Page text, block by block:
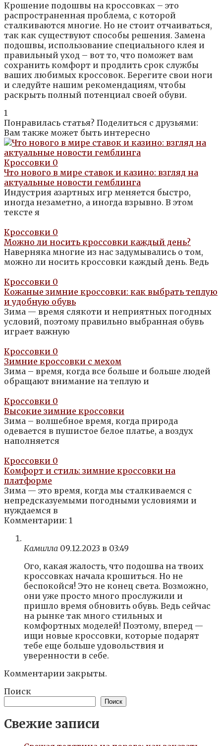
Крошение подошвы на кроссовках – это
распространенная проблема, с которой
сталкиваются многие. Но не стоит отчаиваться,
так как существуют способы решения. Замена
подошвы, использование специального клея и
правильный уход – вот то, что поможет вам
сохранить комфорт и продлить срок службы
ваших любимых кроссовок. Берегите свои ноги
и следуйте нашим рекомендациям, чтобы
раскрыть полный потенциал своей обуви.
1
Понравилась статья? Поделиться с друзьями:
Вам также может быть интересно
Кроссовки 0
Что нового в мире ставок и казино: взгляд на
актуальные новости гемблинга
Индустрия азартных игр меняется быстро,
иногда незаметно, а иногда взрывно. В этом
тексте я
Кроссовки 0
Можно ли носить кроссовки каждый день?
Наверняка многие из нас задумывались о том,
можно ли носить кроссовки каждый день. Ведь
Кроссовки 0
Кожаные зимние кроссовки: как выбрать теплую
и удобную обувь
Зима — время слякоти и неприятных погодных
условий, поэтому правильно выбранная обувь
играет важную
Кроссовки 0
Зимние кроссовки с мехом
Зима – время, когда все больше и больше людей
обращают внимание на теплую и
Кроссовки 0
Высокие зимние кроссовки
Зима – волшебное время, когда природа
одевается в пушистое белое платье, а воздух
наполняется
Кроссовки 0
Комфорт и стиль: зимние кроссовки на
платформе
Зима — это время, когда мы сталкиваемся с
непредсказуемыми погодными условиями и
нуждаемся в
Комментарии: 1
Камилла 09.12.2023 в 03:49
Ого, какая жалость, что подошва на твоих
кроссовках начала крошиться. Но не
беспокойся! Это не конец света. Возможно,
они уже просто много прослужили и
пришло время обновить обувь. Ведь сейчас
на рынке так много стильных и
комфортных моделей! Поэтому, вперед —
ищи новые кроссовки, которые подарят
тебе еще больше удовольствия и
уверенности в себе.
Комментарии закрыты.
Поиск
Поиск
Свежие записи